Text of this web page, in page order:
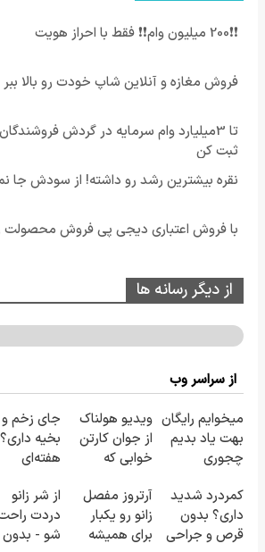
❗❗200 میلیون وام❗❗ فقط با احراز هویت
فروش مغازه و آنلاین شاپ خودت رو بالا ببر
تا 3میلیارد وام سرمایه در گردش
ثبت کن
نقره بیشترین رشد رو داشته! از سودش جا
با فروش اعتباری دیجی پی فروش محصولت رو
از دیگر رسانه ها
از سراسر وب
میخوایم رایگان
بهت یاد بدیم
چجوری
نداری
امتحانش
مجانیه
ویدیو هولناک
از جوان کارتن
خوابی که
آموزش رایگان
جای زخم و
هفته‌ای
کمردرد شدید
داری؟ بدون
قرص و جراحی
آرتروز مفصل
زانو رو یکبار
برای همیشه
از شر زانو
دردت
شو - بدون